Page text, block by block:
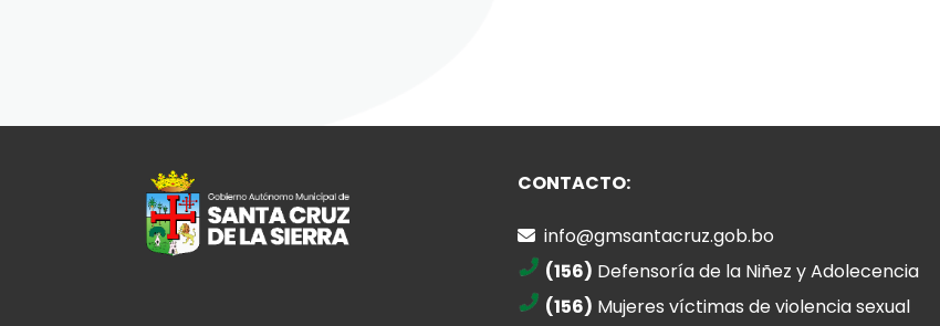
CONTACTO:
info@gmsantacruz.gob.bo
(156) Defensoría de la Niñez y Adolecencia
(156) Mujeres víctimas de violencia sexual